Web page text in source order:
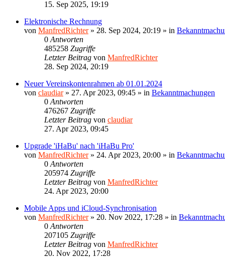
15. Sep 2025, 19:19
Elektronische Rechnung
von ManfredRichter» 28. Sep 2024, 20:19 » in
0 Antworten
485258 Zugriffe
Letzter Beitrag von ManfredRichter
28. Sep 2024, 20:19
Neuer Vereinskontenrahmen ab 01.01.2024
von claudiar» 27. Apr 2023, 09:45 » in Bekanntmachungen
0 Antworten
476267 Zugriffe
Letzter Beitrag von claudiar
27. Apr 2023, 09:45
Upgrade 'iHaBu' nach 'iHaBu Pro'
von ManfredRichter» 24. Apr 2023, 20:00 » in
0 Antworten
205974 Zugriffe
Letzter Beitrag von ManfredRichter
24. Apr 2023, 20:00
Mobile Apps und iCloud-Synchronisation
von ManfredRichter» 20. Nov 2022, 17:28 » in
0 Antworten
207105 Zugriffe
Letzter Beitrag von ManfredRichter
20. Nov 2022, 17:28